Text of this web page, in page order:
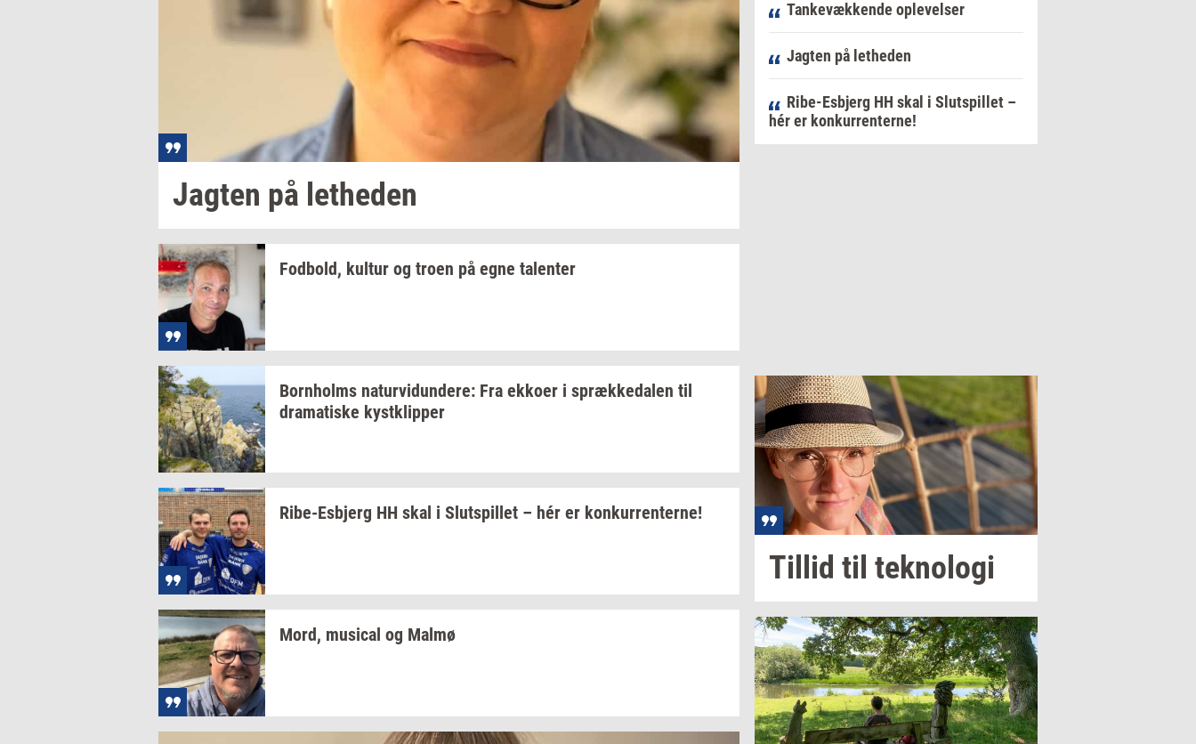
Jag­ten på let­he­den
Fod­bold, kul­tur og troen på egne ta­len­ter
Born­holms na­tur­vi­dun­de­re: Fra ek­ko­er i spræk­ke­da­len til
dra­ma­ti­ske kyst­klip­per
Ribe-​Esbjerg HH skal i Slut­spil­let – hér er kon­kur­ren­ter­ne!
Mord, mu­si­cal og Malmø
Tankevækkende oplevelser
Jagten på letheden
Ribe-Esbjerg HH skal i Slutspillet –
hér er konkurrenterne!
Til­lid til tek­no­lo­gi